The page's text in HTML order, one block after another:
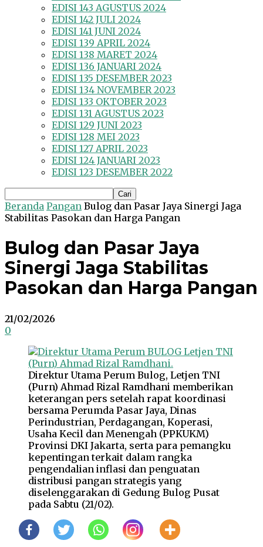
EDISI 143 AGUSTUS 2024
EDISI 142 JULI 2024
EDISI 141 JUNI 2024
EDISI 139 APRIL 2024
EDISI 138 MARET 2024
EDISI 136 JANUARI 2024
EDISI 135 DESEMBER 2023
EDISI 134 NOVEMBER 2023
EDISI 133 OKTOBER 2023
EDISI 131 AGUSTUS 2023
EDISI 129 JUNI 2023
EDISI 128 MEI 2023
EDISI 127 APRIL 2023
EDISI 124 JANUARI 2023
EDISI 123 DESEMBER 2022
Beranda Pangan Bulog dan Pasar Jaya Sinergi Jaga
Stabilitas Pasokan dan Harga Pangan
Bulog dan Pasar Jaya
Sinergi Jaga Stabilitas
Pasokan dan Harga Pangan
21/02/2026
0
Direktur Utama Perum Bulog, Letjen TNI
(Purn) Ahmad Rizal Ramdhani memberikan
keterangan pers setelah rapat koordinasi
bersama Perumda Pasar Jaya, Dinas
Perindustrian, Perdagangan, Koperasi,
Usaha Kecil dan Menengah (PPKUKM)
Provinsi DKI Jakarta, serta para pemangku
kepentingan terkait dalam rangka
pengendalian inflasi dan penguatan
distribusi pangan strategis yang
diselenggarakan di Gedung Bulog Pusat
pada Sabtu (21/02).